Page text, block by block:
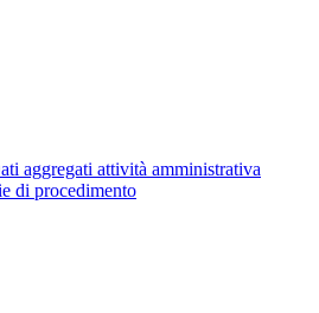
aggregati attività amministrativa
di procedimento